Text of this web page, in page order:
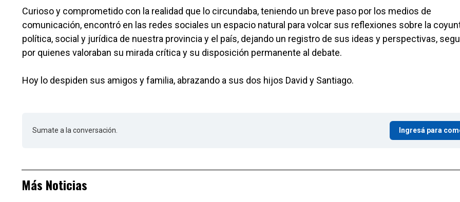
Curioso y comprometido con la realidad que lo circundaba, teniendo un breve paso por los medios de
comunicación, encontró en las redes sociales un espacio natural para volcar sus reflexiones sobre la
política, social y jurídica de nuestra provincia y el país, dejando un registro de sus ideas y perspectivas,
por quienes valoraban su mirada crítica y su disposición permanente al debate.
Hoy lo despiden sus amigos y familia, abrazando a sus dos hijos David y Santiago.
Sumate a la conversación. Ingresá para
Más Noticias